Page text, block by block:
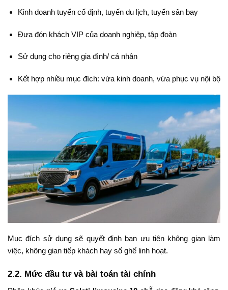
Kinh doanh tuyến cố định, tuyến du lịch, tuyến sân bay
Đưa đón khách VIP của doanh nghiệp, tập đoàn
Sử dụng cho riêng gia đình/ cá nhân
Kết hợp nhiều mục đích: vừa kinh doanh, vừa phục vụ nội bộ
Mục đích sử dụng sẽ quyết định bạn ưu tiên không gian làm
việc, không gian tiếp khách hay số ghế linh hoạt.
2.2. Mức đầu tư và bài toán tài chính